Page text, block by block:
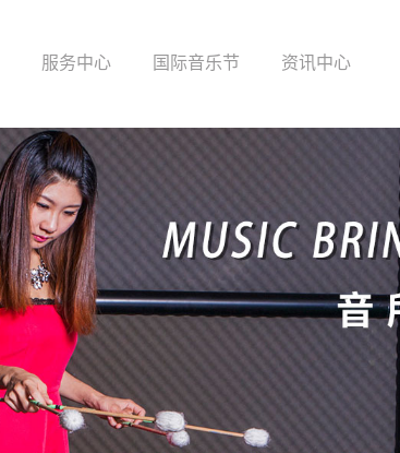
服务中心 国际音乐节 资讯中心